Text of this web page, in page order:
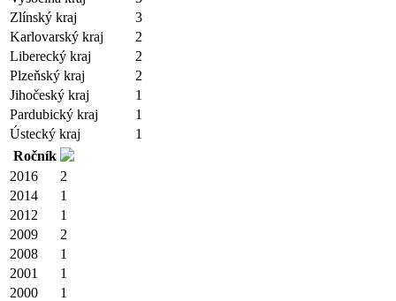
Zlínský kraj
3
Karlovarský kraj
2
Liberecký kraj
2
Plzeňský kraj
2
Jihočeský kraj
1
Pardubický kraj
1
Ústecký kraj
1
Ročník
2016
2
2014
1
2012
1
2009
2
2008
1
2001
1
2000
1